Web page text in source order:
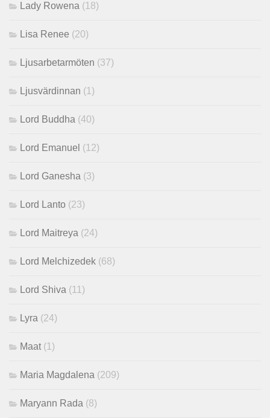
Lady Rowena (18)
Lisa Renee (20)
Ljusarbetarmöten (37)
Ljusvärdinnan (1)
Lord Buddha (40)
Lord Emanuel (12)
Lord Ganesha (3)
Lord Lanto (23)
Lord Maitreya (24)
Lord Melchizedek (68)
Lord Shiva (11)
Lyra (24)
Maat (1)
Maria Magdalena (209)
Maryann Rada (8)